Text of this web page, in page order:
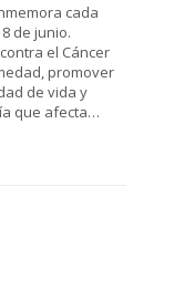
cada
de junio.
el Cáncer
promover
de vida y
que afecta…